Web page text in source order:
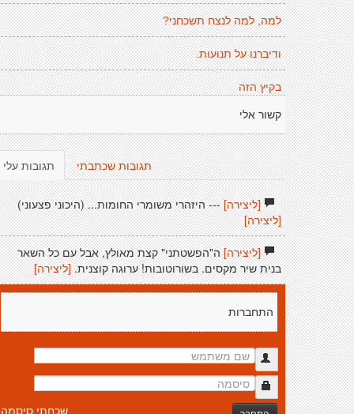
למה, למה לנצח תשכחני?
ודיברנו על תנועות.
בקיץ הזה
קשור אלי
תגובות עלי תגובות שכתבתי
[ליצירה]--- היזהרי משומרי החומות... (היכוני פצעוני)
[ליצירה]
[ליצירה]ה"הפשטתני" קצת מאולץ, אבל עם כל השאר
בנית שיר מקסים. בשורוטובות! ערוגה קוצנית.[ליצירה]
התחברות
שכחתי סיסמה